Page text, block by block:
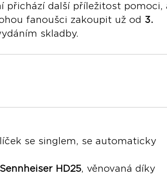
přichází další příležitost pomoci,
fanoušci zakoupit už od 3.
skladby.
se singlem, se automaticky
Sennheiser HD25, věnovaná díky